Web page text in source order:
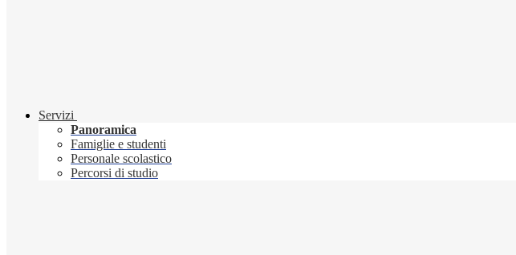
Servizi
Panoramica
Famiglie e studenti
Personale scolastico
Percorsi di studio